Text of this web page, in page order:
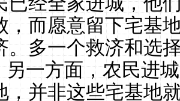
，而愿意留下宅基
。多一个救济和选
另一方面，农民进
，并非这些宅基地